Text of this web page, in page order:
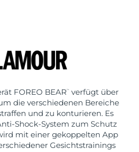
FOREO BEAR ™
verfügt über
die verschiedenen Bereiche
und zu konturieren. Es
Shock-System zum Schutz
mit einer gekoppelten App
Gesichtstrainings